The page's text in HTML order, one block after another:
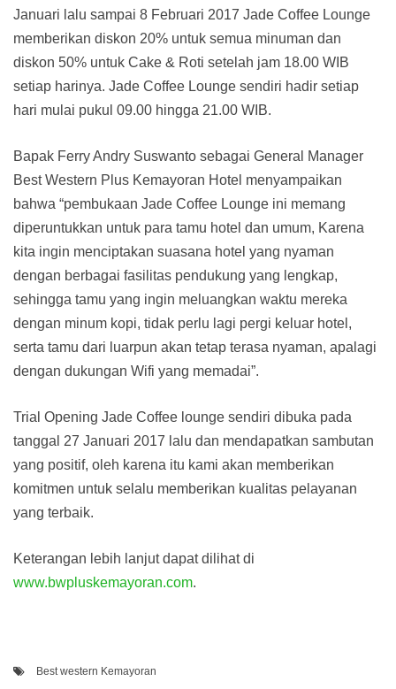
Januari lalu sampai 8 Februari 2017 Jade Coffee Lounge
memberikan diskon 20% untuk semua minuman dan
diskon 50% untuk Cake & Roti setelah jam 18.00 WIB
setiap harinya. Jade Coffee Lounge sendiri hadir setiap
hari mulai pukul 09.00 hingga 21.00 WIB.
Bapak Ferry Andry Suswanto sebagai General Manager
Best Western Plus Kemayoran Hotel menyampaikan
bahwa “pembukaan Jade Coffee Lounge ini memang
diperuntukkan untuk para tamu hotel dan umum, Karena
kita ingin menciptakan suasana hotel yang nyaman
dengan berbagai fasilitas pendukung yang lengkap,
sehingga tamu yang ingin meluangkan waktu mereka
dengan minum kopi, tidak perlu lagi pergi keluar hotel,
serta tamu dari luarpun akan tetap terasa nyaman, apalagi
dengan dukungan Wifi yang memadai”.
Trial Opening Jade Coffee lounge sendiri dibuka pada
tanggal 27 Januari 2017 lalu dan mendapatkan sambutan
yang positif, oleh karena itu kami akan memberikan
komitmen untuk selalu memberikan kualitas pelayanan
yang terbaik.
Keterangan lebih lanjut dapat dilihat di
www.bwpluskemayoran.com.
Best western Kemayoran